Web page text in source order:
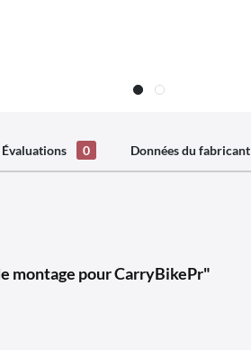
Évaluations 0 Données du fabricant
montage pour CarryBikePr"